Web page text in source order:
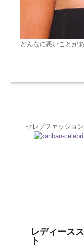
どんなに悪いことが
セレブファッショ
レディース
ト